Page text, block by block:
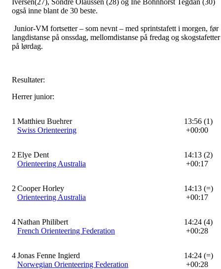
også inne blant de 30 beste.
Junior-VM fortsetter – som nevnt – med sprintstafett i morgen, før
langdistanse på onssdag, mellomdistanse på fredag og skogstafetter
på lørdag.
Resultater:
Herrer junior:
1 Matthieu Buehrer
Swiss Orienteering
13:56 (1)
+00:00
2 Elye Dent
Orienteering Australia
14:13 (2)
+00:17
2 Cooper Horley
Orienteering Australia
14:13 (=)
+00:17
4Nathan Philibert
French Orienteering Federation
14:24 (4)
+00:28
4Jonas Fenne Ingierd
Norwegian Orienteering Federation
14:24 (=)
+00:28